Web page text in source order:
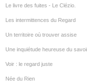
Le livre des fuites - Le Clézio.
Les intermittences du Regard
Un territoire où trouver assise
Une inquiétude heureuse du
Voir : le regard juste
Née du Rien